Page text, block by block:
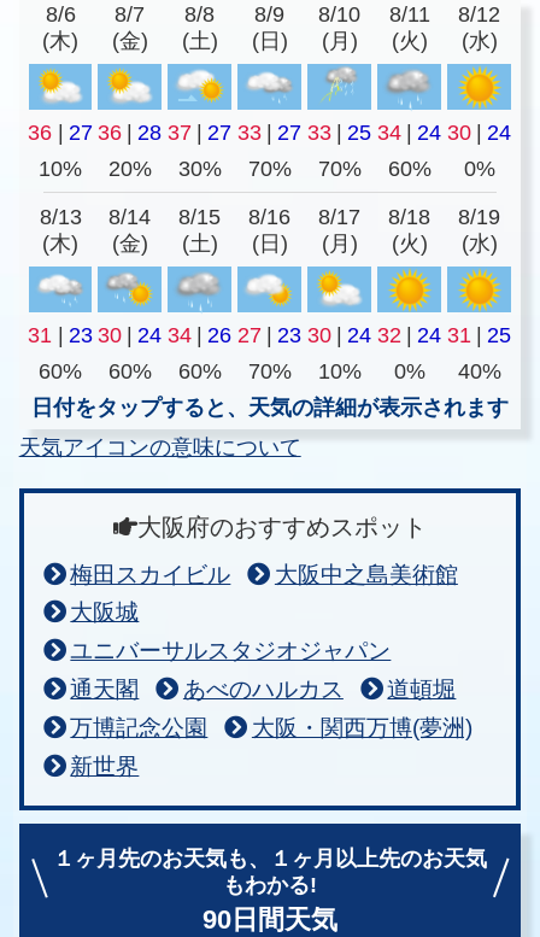
8/6
(木)
8/7
(金)
8/8
(土)
8/9
(日)
8/10
(月)
8/11
(火)
8/12
(水)
36 | 27 36 | 28 37 | 27 33 | 27 33 | 25 34 | 24 30 | 24
10%
20% 30% 70% 70% 60% 0%
8/13
(木)
8/14
(金)
8/15
(土)
8/16
(日)
8/17
(月)
8/18
(火)
8/19
(水)
31 | 23 30 | 24 34 | 26 27 | 23 30 | 24 32 | 24 31 | 25
60%
60% 60% 70% 10% 0%
40%
日付をタップすると、天気の詳細が表示されます
天気アイコンの意味について
大阪府のおすすめスポット
梅田スカイビル
大阪中之島美術館
大阪城
ユニバーサルスタジオジャパン
通天閣
あべのハルカス
道頓堀
万博記念公園
大阪・関西万博(夢洲)
新世界
１ヶ月先のお天気も、
１ヶ月以上先のお天気
もわかる!
90日間天気